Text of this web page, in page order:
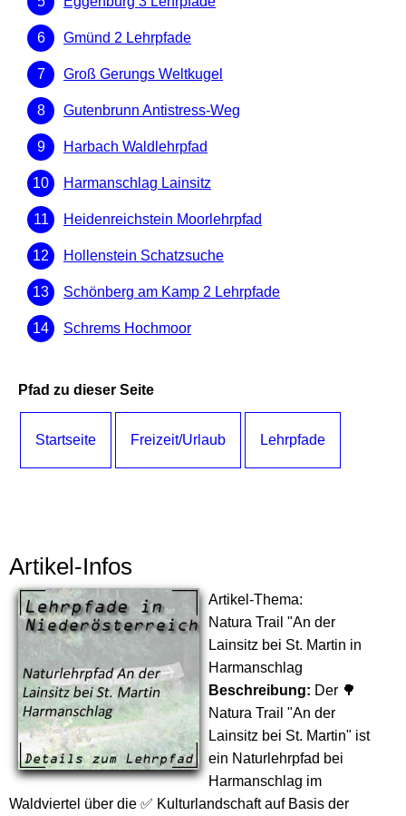
Gmünd 2 Lehrpfade
Groß Gerungs Weltkugel
Gutenbrunn Antistress-Weg
Harbach Waldlehrpfad
Harmanschlag Lainsitz
Heidenreichstein Moorlehrpfad
Hollenstein Schatzsuche
Schönberg am Kamp 2 Lehrpfade
Schrems Hochmoor
Pfad zu dieser Seite
Startseite Freizeit/Urlaub Lehrpfade
Artikel-Infos
Artikel-Thema:
Natura Trail "An der
Lainsitz bei St. Martin in
Harmanschlag
Beschreibung: Der 🌳
Natura Trail "An der
Lainsitz bei St. Martin" ist
ein Naturlehrpfad bei
Harmanschlag im
Waldviertel über die ✅ Kulturlandschaft auf Basis der